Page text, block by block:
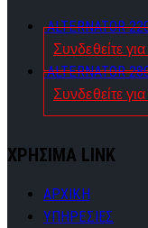
ALTERNATOR
Συνδεθείτε για
ALTERNATOR
Συνδεθείτε για
ΧΡΗΣΙΜΑ LINK
ΑΡΧΙΚΗ
ΥΠΗΡΕΣΙΕΣ